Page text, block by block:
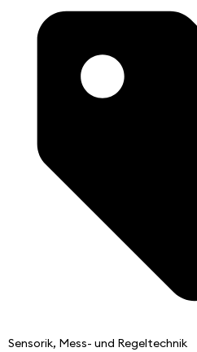
Sensorik, Mess- und Regeltechnik